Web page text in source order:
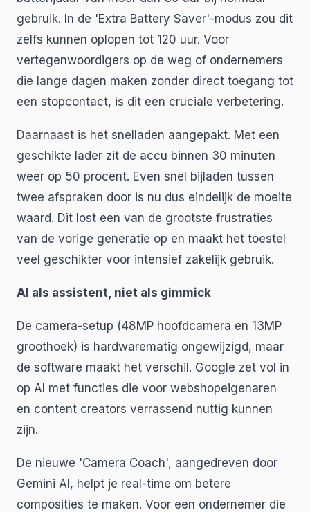
gebruik. In de 'Extra Battery Saver'-modus zou dit
zelfs kunnen oplopen tot 120 uur. Voor
vertegenwoordigers op de weg of ondernemers
die lange dagen maken zonder direct toegang tot
een stopcontact, is dit een cruciale verbetering.
Daarnaast is het snelladen aangepakt. Met een
geschikte lader zit de accu binnen 30 minuten
weer op 50 procent. Even snel bijladen tussen
twee afspraken door is nu dus eindelijk de moeite
waard. Dit lost een van de grootste frustraties
van de vorige generatie op en maakt het toestel
veel geschikter voor intensief zakelijk gebruik.
AI als assistent, niet als gimmick
De camera-setup (48MP hoofdcamera en 13MP
groothoek) is hardwarematig ongewijzigd, maar
de software maakt het verschil. Google zet vol in
op AI met functies die voor webshopeigenaren
en content creators verrassend nuttig kunnen
zijn.
De nieuwe 'Camera Coach', aangedreven door
Gemini AI, helpt je real-time om betere
composities te maken. Voor een ondernemer die